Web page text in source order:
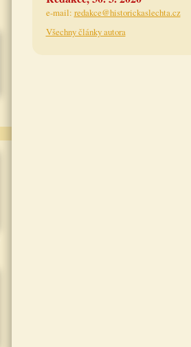
e-mail: redakce@historickaslechta.cz
Všechny články autora